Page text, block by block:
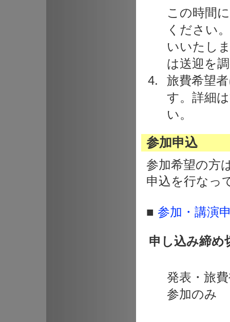
この時間
ください
いいたし
は送迎を
旅費希望
す。詳細
い。
参加申込
参加希望の方
申込を行なっ
■ 参加・講演
申し込み締め
発表・旅
参加